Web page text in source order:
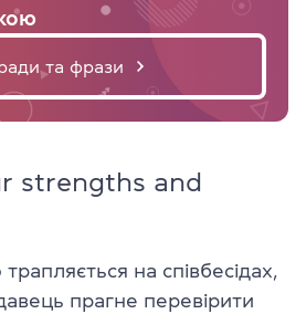
та фрази
strengths and
на співбесідах,
прагне перевірити